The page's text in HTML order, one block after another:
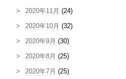
2020年11月 (24)
2020年10月 (32)
2020年9月 (30)
2020年8月 (25)
2020年7月 (25)